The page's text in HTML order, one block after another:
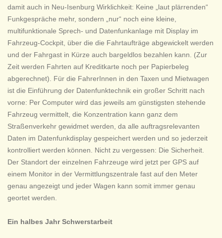
damit auch in Neu-Isenburg Wirklichkeit: Keine „laut plärrenden“
Funkgespräche mehr, sondern „nur“ noch eine kleine,
multifunktionale Sprech- und Datenfunkanlage mit Display im
Fahrzeug-Cockpit, über die die Fahrtaufträge abgewickelt werden
und der Fahrgast in Kürze auch bargeldlos bezahlen kann. (Zur
Zeit werden Fahrten auf Kreditkarte noch per Papierbeleg
abgerechnet). Für die FahrerInnen in den Taxen und Mietwagen
ist die Einführung der Datenfunktechnik ein großer Schritt nach
vorne: Per Computer wird das jeweils am günstigsten stehende
Fahrzeug vermittelt, die Konzentration kann ganz dem
Straßenverkehr gewidmet werden, da alle auftragsrelevanten
Daten im Datenfunkdisplay gespeichert werden und so jederzeit
kontrolliert werden können. Nicht zu vergessen: Die Sicherheit.
Der Standort der einzelnen Fahrzeuge wird jetzt per GPS auf
einem Monitor in der Vermittlungszentrale fast auf den Meter
genau angezeigt und jeder Wagen kann somit immer genau
geortet werden.
Ein halbes Jahr Schwerstarbeit